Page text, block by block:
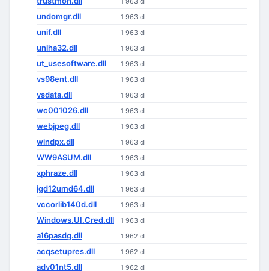
undomgr.dll 1 963 dl
unif.dll 1 963 dl
unlha32.dll 1 963 dl
ut_usesoftware.dll 1 963 dl
vs98ent.dll 1 963 dl
vsdata.dll 1 963 dl
wc001026.dll 1 963 dl
webjpeg.dll 1 963 dl
windpx.dll 1 963 dl
WW9ASUM.dll 1 963 dl
xphraze.dll 1 963 dl
igd12umd64.dll 1 963 dl
vccorlib140d.dll 1 963 dl
Windows.UI.Cred.dll 1 963 dl
a16pasdg.dll 1 962 dl
acqsetupres.dll 1 962 dl
adv01nt5.dll 1 962 dl